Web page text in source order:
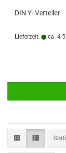
DIN Y- Verteiler
Lieferzeit: ca. 4-